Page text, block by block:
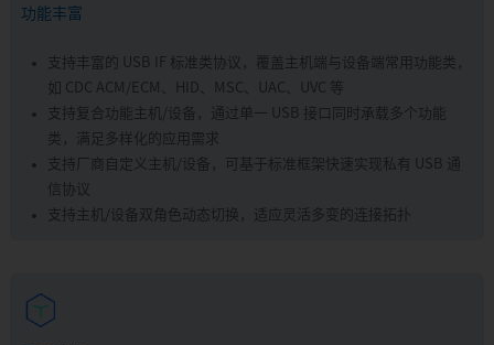
功能丰富
支持丰富的 USB IF 标准类协议，覆盖主机端与设备端常用功能类，
如 CDC ACM/ECM、HID、MSC、UAC、UVC 等
支持复合功能主机/设备，通过单一 USB 接口同时承载多个功能
类，满足多样化的应用需求
支持厂商自定义主机/设备，可基于标准框架快速实现私有 USB 通
信协议
支持主机/设备双角色动态切换，适应灵活多变的连接拓扑